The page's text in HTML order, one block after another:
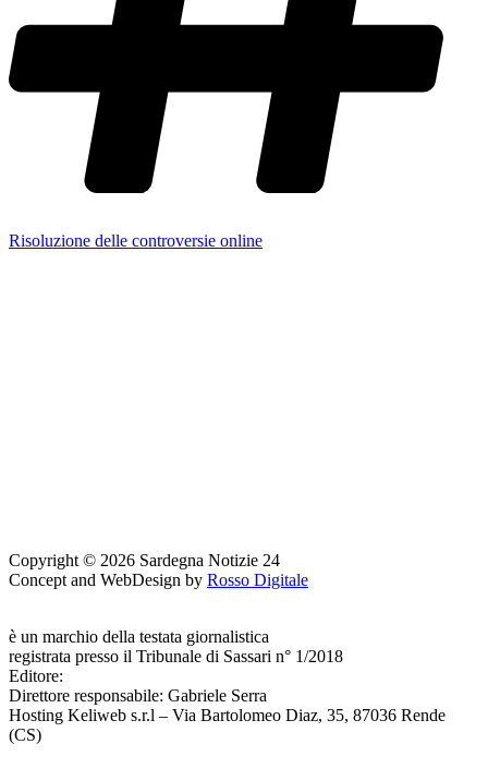
Risoluzione delle controversie online
Copyright © 2026 Sardegna Notizie 24
Concept and WebDesign by Rosso Digitale
è un marchio della testata giornalistica
registrata presso il Tribunale di Sassari n° 1/2018
Editore:
Direttore responsabile: Gabriele Serra
Hosting Keliweb s.r.l – Via Bartolomeo Diaz, 35, 87036 Rende
(CS)